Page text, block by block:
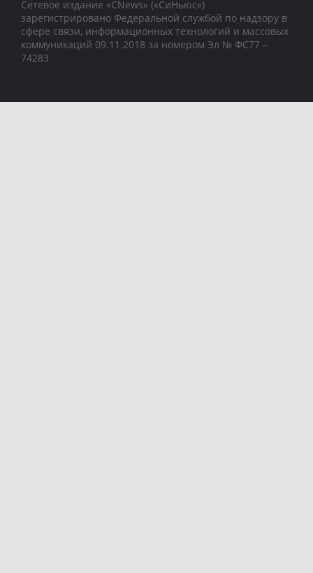
Сетевое издание «CNews» («СиНьюс»)
зарегистрировано Федеральной службой по надзору в
сфере связи, информационных технологий и массовых
коммуникаций 09.11.2018 за номером Эл № ФС77 –
74283